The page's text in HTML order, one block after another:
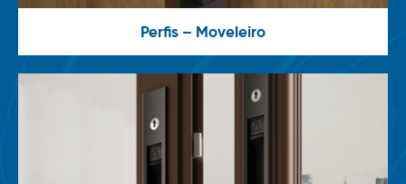
Perfis – Moveleiro